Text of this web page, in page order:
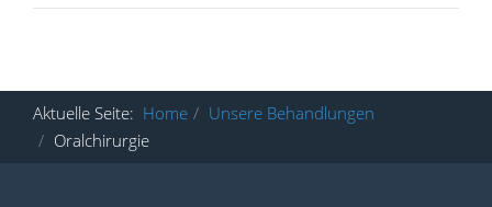
Aktuelle Seite: Home
Unsere Behandlungen
Oralchirurgie